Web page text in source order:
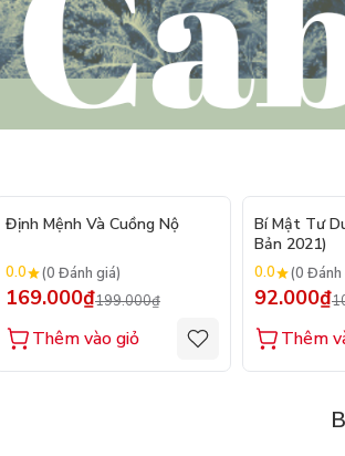
- 15%
Định Mệnh Và Cuồng Nộ
0.0 (0 Đánh giá)
169.000₫199.000₫
Thêm vào giỏ
Bí Mật Tư
Bản 2021)
0.0 (0 Đánh
92.000₫
Thêm